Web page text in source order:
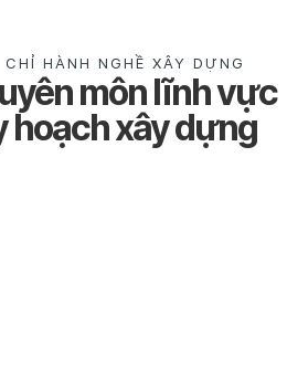
HÀNH NGHỀ XÂY DỰNG
môn lĩnh vực
hoạch xây dựng